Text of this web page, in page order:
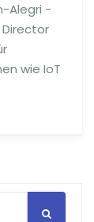
Alegri -
wie IoT